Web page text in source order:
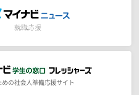
めの社会人準備応援サイト